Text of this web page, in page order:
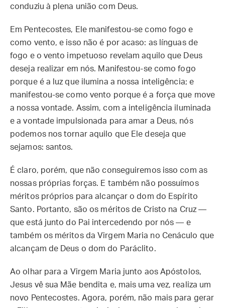
conduziu à plena união com Deus.
Em Pentecostes, Ele manifestou-se como fogo e
como vento, e isso não é por acaso: as línguas de
fogo e o vento impetuoso revelam aquilo que Deus
deseja realizar em nós. Manifestou-se como fogo
porque é a luz que ilumina a nossa inteligência; e
manifestou-se como vento porque é a força que move
a nossa vontade. Assim, com a inteligência iluminada
e a vontade impulsionada para amar a Deus, nós
podemos nos tornar aquilo que Ele deseja que
sejamos: santos.
É claro, porém, que não conseguiremos isso com as
nossas próprias forças. E também não possuímos
méritos próprios para alcançar o dom do Espírito
Santo. Portanto, são os méritos de Cristo na Cruz —
que está junto do Pai intercedendo por nós — e
também os méritos da Virgem Maria no Cenáculo que
alcançam de Deus o dom do Paráclito.
Ao olhar para a Virgem Maria junto aos Apóstolos,
Jesus vê sua Mãe bendita e, mais uma vez, realiza um
novo Pentecostes. Agora, porém, não mais para gerar